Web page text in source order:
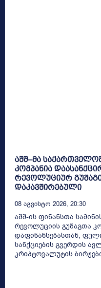
აშშ–მა
კომპანია
რევოლუციურ
დაკავშირებული
08 Აგვისტო 2026, 20:30
აშშ-ის ფინანსთა
რევოლუციის გუშაგთა
დაფინანსებასთან,
სანქციების გვერდის
კრიპტოვალუტის